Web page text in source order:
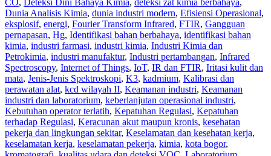
Dunia Analisis Kimia, dunia industri modern, Efisiensi Operasional,
eksplosif, energi, Fourier Transform Infrared, FTIR, Gangguan
pernapasan, Hg, Identifikasi bahan berbahaya, identifikasi bahan
kimia, industri farmasi, industri kimia, Industri Kimia dan
Petrokimia, industri manufaktur, Industri pertambangan, Infrared
Spectroscopy, Internet of Things, IoT, IR dan FTIR, Iritasi kulit dan
mata, Jenis-Jenis Spektroskopi, K3, kadmium, Kalibrasi dan
perawatan alat, kcd wilayah II, Keamanan industri, Keamanan
industri dan laboratorium, keberlanjutan operasional industri,
Kebutuhan operator terlatih, Kepatuhan Regulasi, Kepatuhan
terhadap Regulasi, Keracunan akut maupun kronis, kesehatan
pekerja dan lingkungan sekitar, Keselamatan dan kesehatan kerja,
keselamatan kerja, keselamatan pekerja, kimia, kota bogor,